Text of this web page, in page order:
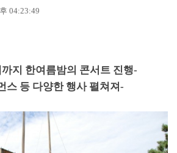
04:23:49
지 한여름밤의 콘서트 진행-
스 등 다양한 행사 펼쳐져 -